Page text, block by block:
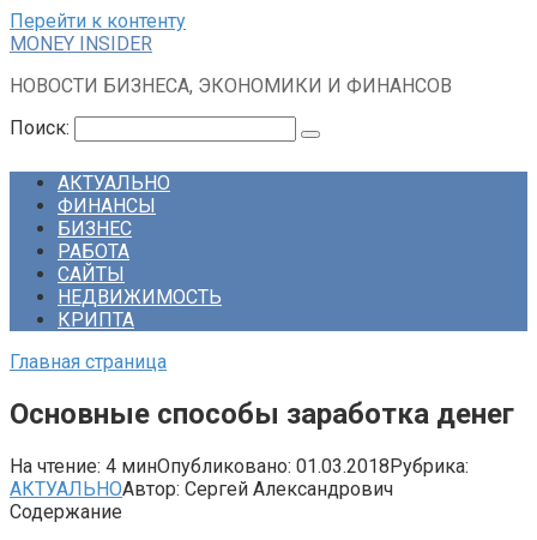
Перейти к контенту
MONEY INSIDER
НОВОСТИ БИЗНЕСА, ЭКОНОМИКИ И ФИНАНСОВ
Поиск:
АКТУАЛЬНО
ФИНАНСЫ
БИЗНЕС
РАБОТА
САЙТЫ
НЕДВИЖИМОСТЬ
КРИПТА
Главная страница
Основные способы заработка денег
На чтение: 4 минОпубликовано: 01.03.2018Рубрика:
АКТУАЛЬНОАвтор: Сергей Александрович
Содержание